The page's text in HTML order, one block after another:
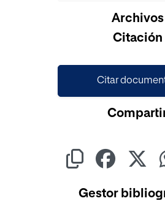
Archivos
Citación
Citar
Gestor